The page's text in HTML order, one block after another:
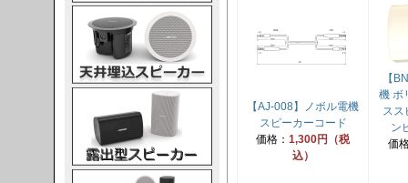
【AJ-008】ノボル電機
スピーカーコード
価格： 1,300円（税
込）
【
機 ボ
スス
ン
価